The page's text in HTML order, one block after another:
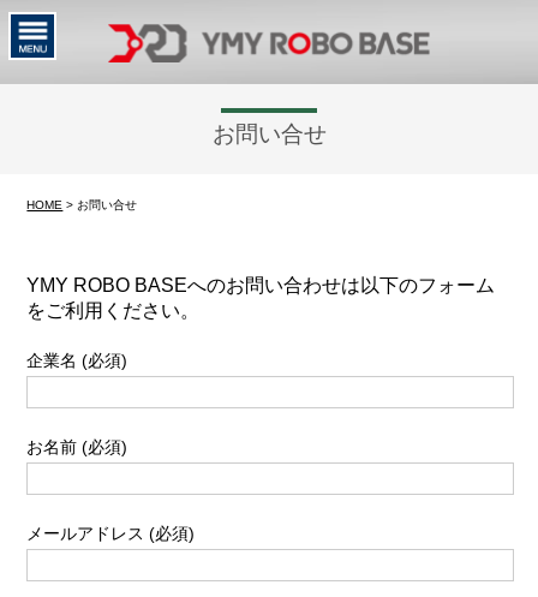
お問い合せ
HOME > お問い合せ
YMY ROBO BASEへのお問い合わせは以下のフォーム
をご利用ください。
企業名 (必須)
お名前 (必須)
メールアドレス (必須)